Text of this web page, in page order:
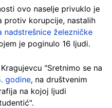
ovo naselje privuklo je
protiv korupcije, nastalih
nadstrešnice železničke
je poginulo 16 ljudi.
"Sretnimo se na
godine, na društvenim
na kojoj ljudi